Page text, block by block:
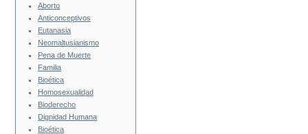
Aborto
Anticonceptivos
Eutanasia
Neomaltusianismo
Pena de Muerte
Familia
Bioética
Homosexualidad
Bioderecho
Dignidad Humana
Bioética